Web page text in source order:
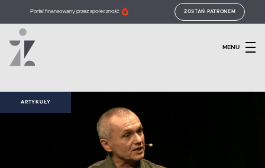
Portal finansowany przez społeczność ZOSTAŃ PATRONEM
MENU
ARTYKUŁY